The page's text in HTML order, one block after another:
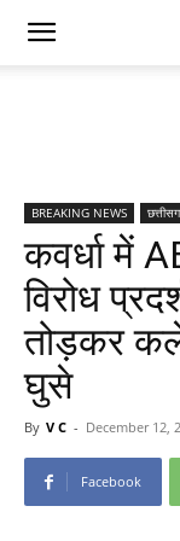
BREAKING NEWS
कवर्धा में
विरोध
तोड़कर
घुसे
By V C - December 12,
Facebook